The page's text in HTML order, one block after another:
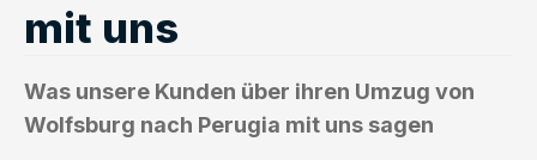
mit uns
Was unsere Kunden über ihren Umzug von
Wolfsburg nach Perugia mit uns sagen